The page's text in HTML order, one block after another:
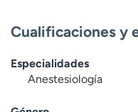
Cualificaciones y
Especialidades
Anestesiología